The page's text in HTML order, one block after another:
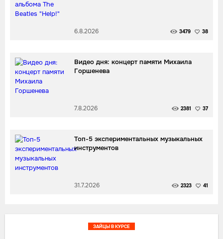
6.8.2026 3479 38
Видео дня: концерт памяти Михаила
Горшенева
7.8.2026 2381 37
Топ-5 экспериментальных музыкальных
инструментов
31.7.2026 2323 41
ЗАЙЦЫ В КУРСЕ